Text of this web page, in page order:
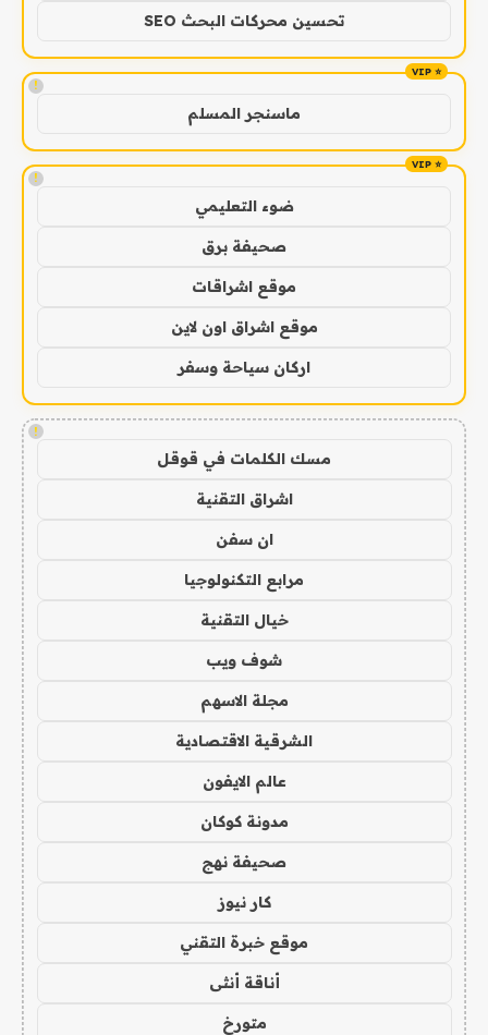
تحسين محركات البحث SEO
!
ماسنجر المسلم
!
ضوء التعليمي
صحيفة برق
موقع اشراقات
موقع اشراق اون لاين
اركان سياحة وسفر
!
مسك الكلمات في قوقل
اشراق التقنية
ان سفن
مرابع التكنولوجيا
خيال التقنية
شوف ويب
مجلة الاسهم
الشرقية الاقتصادية
عالم الايفون
مدونة كوكان
صحيفة نهج
كار نيوز
موقع خبرة التقني
أناقة أنثى
متورخ